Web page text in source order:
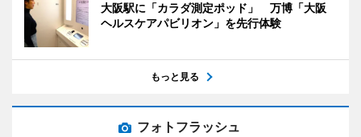
大阪駅に「カラダ測定ポッド」 万博「大阪
ヘルスケアパビリオン」を先行体験
もっと見る
フォトフラッシュ